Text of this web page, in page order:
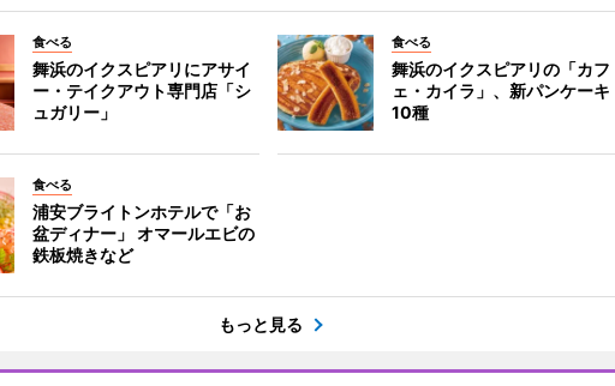
食べる
舞浜のイクスピアリにアサイ
ー・テイクアウト専門店「シ
ュガリー」
食べる
舞浜のイクスピアリの「カフ
ェ・カイラ」、新パンケーキ
10種
食べる
浦安ブライトンホテルで「お
盆ディナー」 オマールエビの
鉄板焼きなど
もっと見る